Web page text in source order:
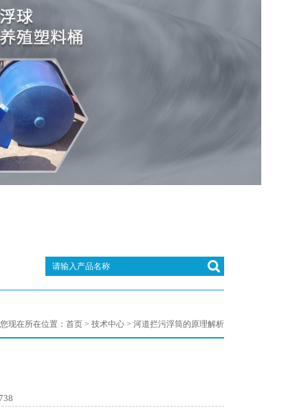
您现在所在位置： 首页 > 技术中心 > 河道拦污浮筒的原理解析